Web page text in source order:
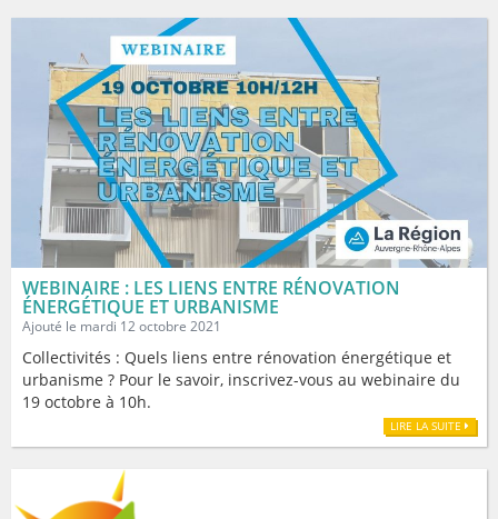
WEBINAIRE : LES LIENS ENTRE RÉNOVATION
ÉNERGÉTIQUE ET URBANISME
Ajouté le mardi 12 octobre 2021
Collectivités : Quels liens entre rénovation énergétique et
urbanisme ? Pour le savoir, inscrivez-vous au webinaire du
19 octobre à 10h.
LIRE LA SUITE